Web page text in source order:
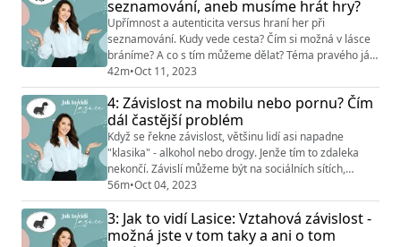
komunikovat naše jazyky lásky? Podcast s Ondrou vám
ukáže, že to s tou mlad...
seznamování, aneb musíme hrát hry?
Upřímnost a autenticita versus hraní her při
seznamování. Kudy vede cesta? Čím si možná v lásce
bráníme? A co s tím můžeme dělat? Téma pravého já,
seznamování a přístupu ke vztahu z pohledu
autenticity jsme probraly s mojí kolegyní ze
Vztahového Institutu Adél Svojsíkovou. Sledujte
Instagram: @jak_to_vidi_lasice & @vztahovy_institut
42m•Oct 11, 2023
4: Závislost na mobilu nebo pornu? Čím
dál častější problém
Když se řekne závislost, většinu lidí asi napadne
"klasika" - alkohol nebo drogy. Jenže tím to zdaleka
nekončí. Závislí můžeme být na sociálních sítích,
pornu, sexu nebo třeba i na zdánlivě pozitivních
věcech jako sportu nebo práci. Jak rozpoznat, kdy je to
nevinná zábava a kdy už máme problém? Co tyto
závislosti způsobuje a jak s nimi pracovat? Vyzpovídala
56m•Oct 04, 2023
3: Jak to vidí Lasice: Vztahová závislost -
možná jste v tom taky a ani o tom